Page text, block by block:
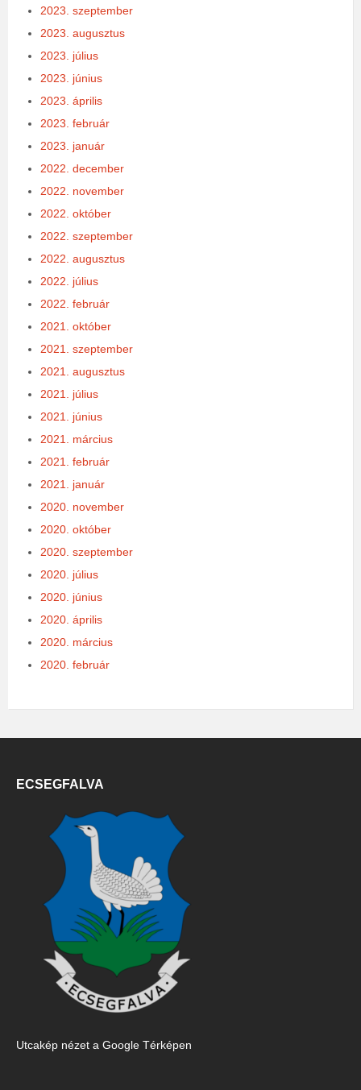
2023. szeptember
2023. augusztus
2023. július
2023. június
2023. április
2023. február
2023. január
2022. december
2022. november
2022. október
2022. szeptember
2022. augusztus
2022. július
2022. február
2021. október
2021. szeptember
2021. augusztus
2021. július
2021. június
2021. március
2021. február
2021. január
2020. november
2020. október
2020. szeptember
2020. július
2020. június
2020. április
2020. március
2020. február
ECSEGFALVA
Utcakép nézet a Google Térképen